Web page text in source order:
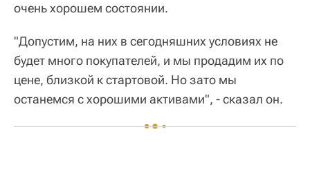
очень хорошем состоянии.
"Допустим, на них в сегодняшних условиях не
будет много покупателей, и мы продадим их по
цене, близкой к стартовой. Но зато мы
останемся с хорошими активами", - сказал он.